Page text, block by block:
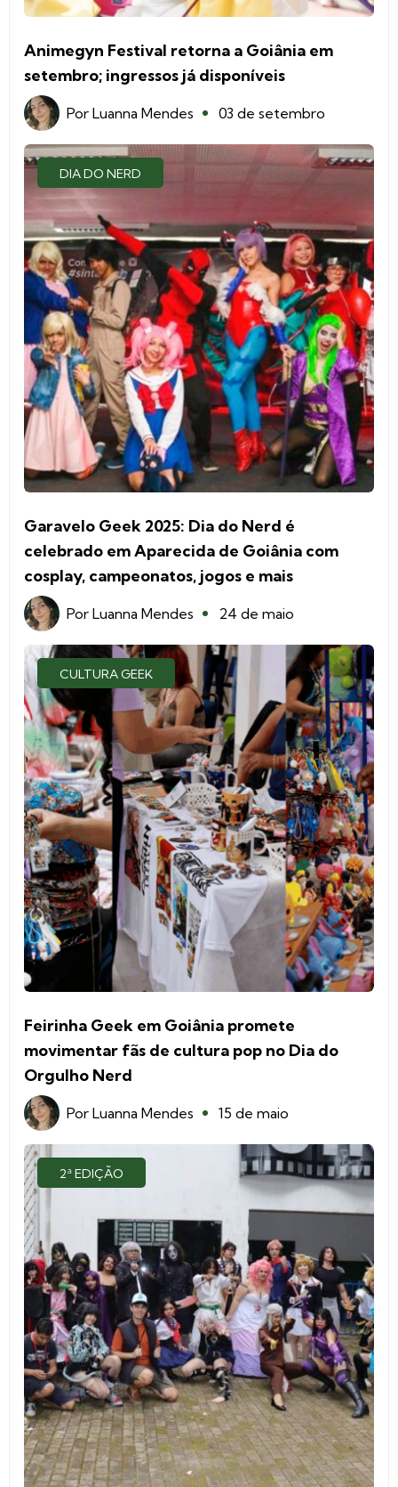
Animegyn Festival retorna a Goiânia em
setembro; ingressos já disponíveis
Por Luanna Mendes 03 de setembro
DIA DO NERD
Garavelo Geek 2025: Dia do Nerd é
celebrado em Aparecida de Goiânia com
cosplay, campeonatos, jogos e mais
Por Luanna Mendes 24 de maio
CULTURA GEEK
Feirinha Geek em Goiânia promete
movimentar fãs de cultura pop no Dia do
Orgulho Nerd
Por Luanna Mendes 15 de maio
2ª EDIÇÃO